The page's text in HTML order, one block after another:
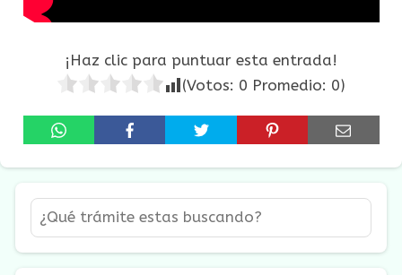
¡Haz clic para puntuar esta entrada!
(Votos: 0 Promedio: 0)